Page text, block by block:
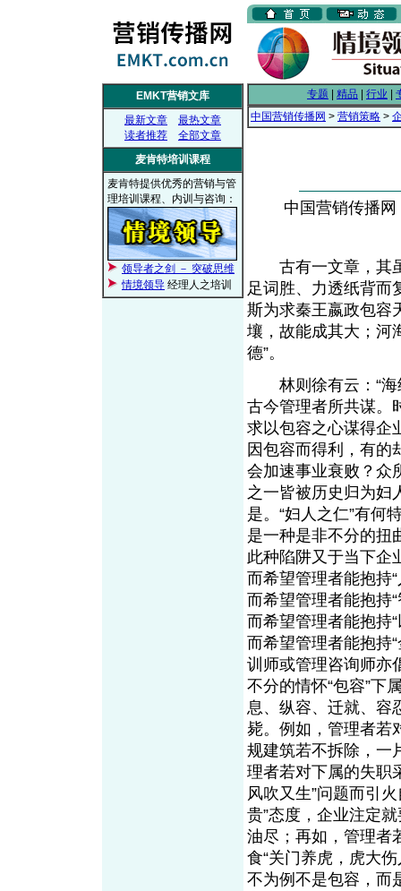
EMKT营销文库
最新文章
最热文章
读者推荐
全部文章
麦肯特培训课程
麦肯特提供优秀的营销与管
理培训课程、内训与咨询：
领导者之剑 － 突破思维
情境领导 经理人之培训
专题 精品 行业
中国营销传播网 > 营销策略 >
中国营销传播
古有一文章，其虽
足词胜、力透纸背而
斯为求秦王嬴政包容
壤，故能成其大；河
德”。
林则徐有云：“海
古今管理者所共谋。
求以包容之心谋得企
因包容而得利，有的
会加速事业衰败？众
之一皆被历史归为妇
是。“妇人之仁”有何
是一种是非不分的扭
此种陷阱又于当下企
而希望管理者能抱持
而希望管理者能抱持
而希望管理者能抱持
而希望管理者能抱持
训师或管理咨询师亦
不分的情怀“包容”下
息、纵容、迁就、容
毙。例如，管理者若
规建筑若不拆除，一
理者若对下属的失职
风吹又生”问题而引
贵”态度，企业注定
油尽；再如，管理者
食“关门养虎，虎大
不为例不是包容，而